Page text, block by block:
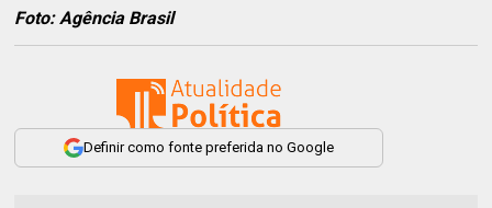
Foto: Agência Brasil
Definir como fonte preferida no Google